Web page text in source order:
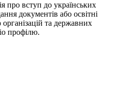
про вступ до українських
документів або освітні
та державних
профілю.